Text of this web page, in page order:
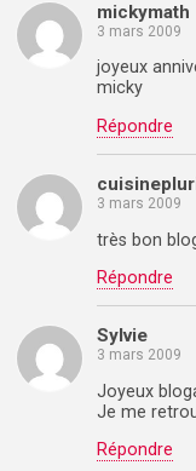
mickymath
3 mars 2009
joyeux
micky
Répondre
3 mars 2009
très bon
Répondre
Sylvie
3 mars 2009
Joyeux
Je me
Répondre